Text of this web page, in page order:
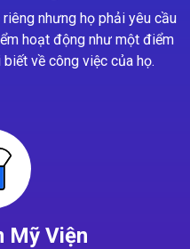
nhưng họ phải yêu cầu
hoạt động như một điểm
về công việc của họ.
Mỹ Viện